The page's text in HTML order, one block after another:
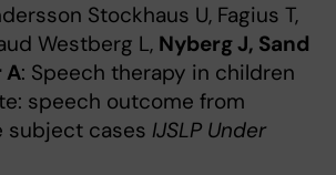
Stockhaus U, Fagius T,
Westberg L, Nyberg J, Sand
A: Speech therapy in children
speech outcome from
subject cases IJSLP Under